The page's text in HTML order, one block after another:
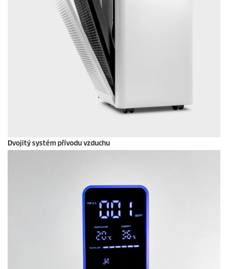
Dvojitý systém přívodu vzduchu